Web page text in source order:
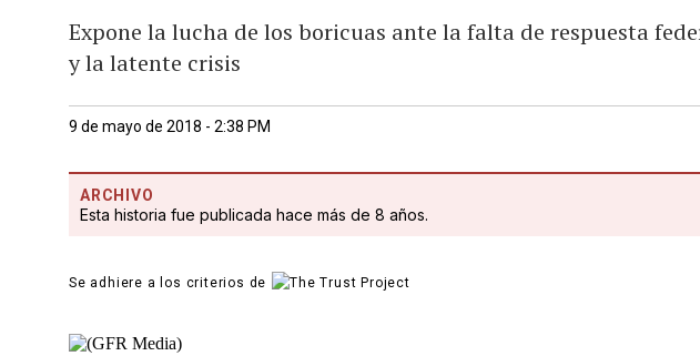
Expone la lucha de los boricuas ante la falta de respuesta
y la latente crisis
9 de mayo de 2018 - 2:38 PM
ARCHIVO
Esta historia fue publicada hace más de 8 años.
Se adhiere a los criterios de